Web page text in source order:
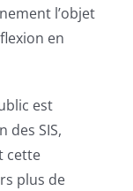
l’objet
en
est
des SIS,
cette
plus de